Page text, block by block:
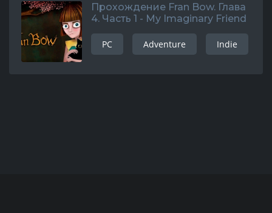
Прохождение Fran Bow. Глава
4. Часть 1 - My Imaginary Friend
PC Adventure Indie